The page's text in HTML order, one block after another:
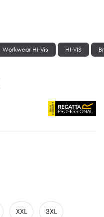
Workwear Hi-Vis HI-VIS
XXL 3XL